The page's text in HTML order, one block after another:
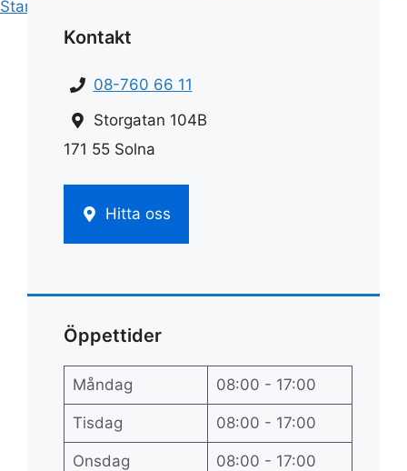
Start
Kontakt
08-760 66 11
Storgatan 104B
171 55 Solna
Hitta oss
Öppettider
Måndag 08:00 - 17:00
Tisdag 08:00 - 17:00
Onsdag 08:00 - 17:00